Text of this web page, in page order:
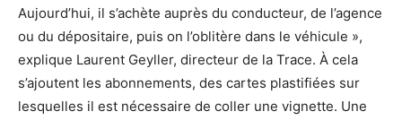
Aujourd’hui, il s’achète auprès du conducteur, de l’agence
ou du dépositaire, puis on l’oblitère dans le véhicule »,
explique Laurent Geyller, directeur de la Trace. À cela
s’ajoutent les abonnements, des cartes plastifiées sur
lesquelles il est nécessaire de coller une vignette. Une